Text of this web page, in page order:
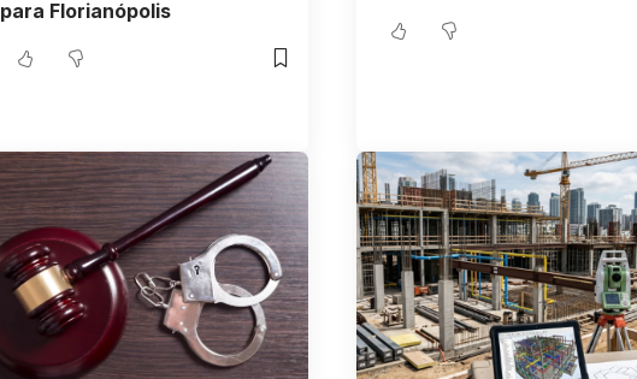
para Florianópolis